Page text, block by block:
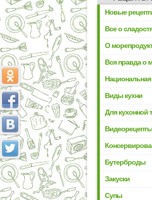
Новые
Все о
О
Вся правда о
Национальная
Виды кухни
Для кухонной
Видеорецепты
Бутерброды
Закуски
Супы